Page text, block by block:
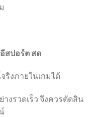
อีสปอร์ต สด
งภายในเกมได้
งรวดเร็ว จึงควรตัดสิน